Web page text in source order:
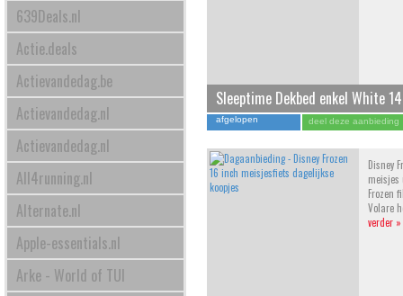
639Deals.nl
Actie.deals
Actievandedag.be
Actievandedag.nl
Actievandedag.nl
All4running.nl
Alternate.nl
Apple-essentials.nl
Arke - World of TUI
Sleeptime Dekbed enkel White
afgelopen deel deze aanbieding
Disney
meisjes
Frozen
Volare
verder »